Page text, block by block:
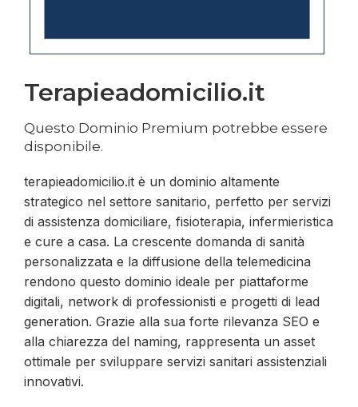
Terapieadomicilio.it
Questo Dominio Premium potrebbe essere
disponibile.
terapieadomicilio.it è un dominio altamente
strategico nel settore sanitario, perfetto per servizi
di assistenza domiciliare, fisioterapia, infermieristica
e cure a casa. La crescente domanda di sanità
personalizzata e la diffusione della telemedicina
rendono questo dominio ideale per piattaforme
digitali, network di professionisti e progetti di lead
generation. Grazie alla sua forte rilevanza SEO e
alla chiarezza del naming, rappresenta un asset
ottimale per sviluppare servizi sanitari assistenziali
innovativi.